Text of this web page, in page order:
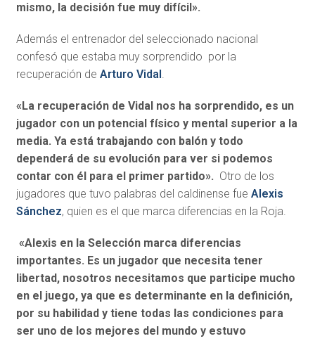
mismo, la decisión fue muy difícil».
Además el entrenador del seleccionado nacional
confesó que estaba muy sorprendido por la
recuperación de Arturo Vidal .
«La recuperación de Vidal nos ha sorprendido, es un
jugador con un potencial físico y mental superior a la
media. Ya está trabajando con balón y todo
dependerá de su evolución para ver si podemos
contar con él para el primer partido». Otro de los
jugadores que tuvo palabras del caldinense fue Alexis
Sánchez, quien es el que marca diferencias en la Roja.
«Alexis en la Selección marca diferencias
importantes. Es un jugador que necesita tener
libertad, nosotros necesitamos que participe mucho
en el juego, ya que es determinante en la definición,
por su habilidad y tiene todas las condiciones para
ser uno de los mejores del mundo y estuvo